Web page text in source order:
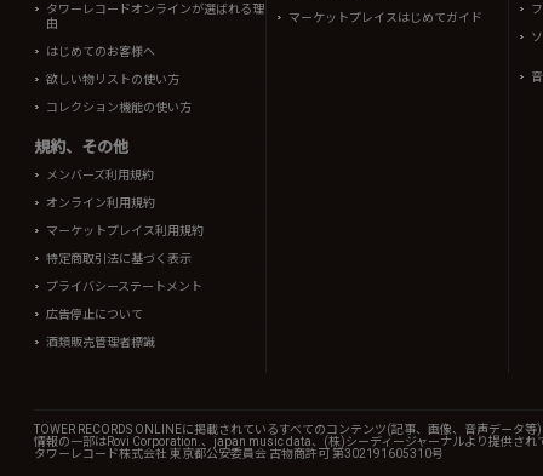
タワーレコードオンラインが選ばれる理
由
はじめてのお客様へ
欲しい物リストの使い方
コレクション機能の使い方
規約、その他
メンバーズ利用規約
オンライン利用規約
マーケットプレイス利用規約
特定商取引法に基づく表示
プライバシーステートメント
広告停止について
酒類販売管理者標識
マーケットプレイスはじめてガイド
TOWER RECORDS ONLINEに掲載されているすべてのコンテンツ(記事、画像、音声データ
情報の一部はRovi Corporation.、japan music data、(株)シーディージャーナルより提供され
タワーレコード株式会社 東京都公安委員会 古物商許可 第302191605310号